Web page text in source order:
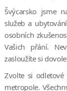
Švýcarsko jsme
služeb a
osobních
Vašich přání.
zasloužíte si
Zvolte si odletové
metropole.